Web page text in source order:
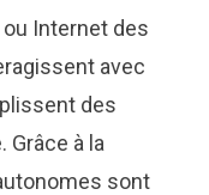
Internet des
avec
des
Grâce à la
sont